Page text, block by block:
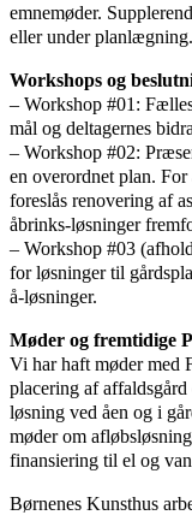
emnemøder.
eller under planlægning.
Workshops og
– Workshop #01:
mål og deltagernes
– Workshop #02:
en overordnet plan.
foreslås renovering af
åbrinks-løsninger
– Workshop #03
for løsninger til
å-løsninger.
Møder og fremtidige
Vi har haft møder med
placering af
løsning ved åen og i
møder om
finansiering til el og
Børnenes Kunsthus